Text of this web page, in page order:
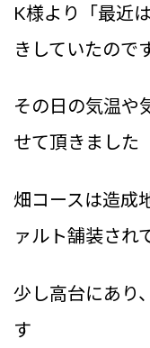
K様より「最近
きしていたので
その日の気温や
せて頂きました
畑コースは造成
ァルト舗装され
少し高台にあり
す